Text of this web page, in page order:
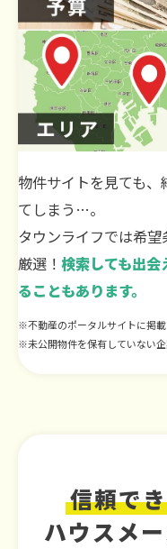
物件サイトを見ても
てしまう…。
タウンライフでは希
厳選！ 検索しても出
ることもあります。
※不動産のポータルサイトに掲
※未公開物件を保有していない
信頼で
ハウスメ